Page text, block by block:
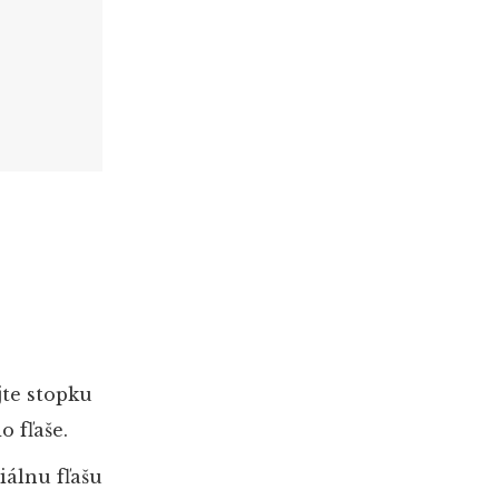
stopku
fľaše.
fľašu